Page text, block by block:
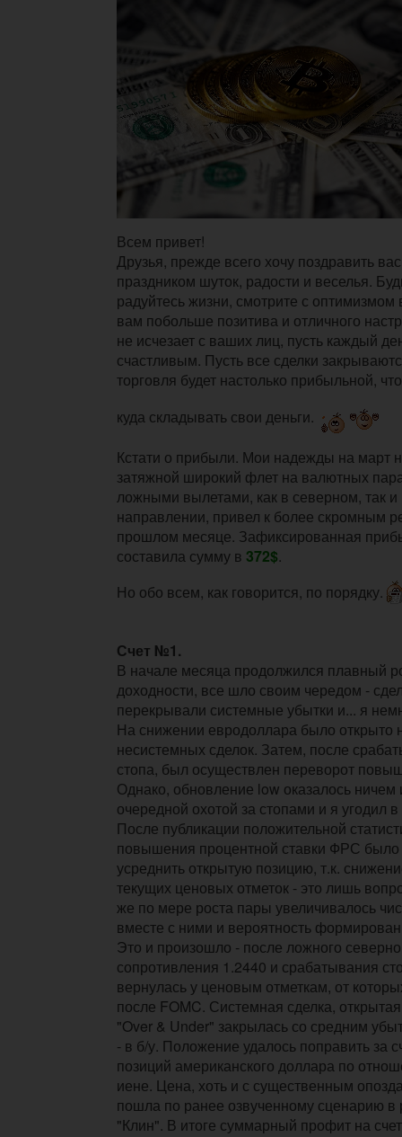
Всем привет!
Друзья, прежде всего хочу поздравить
праздником шуток, радости и веселья.
радуйтесь жизни, смотрите с
вам побольше позитива и отличного
не исчезает с ваших лиц, пусть каждый
счастливым. Пусть все сделки
торговля будет настолько прибыльной,
куда складывать свои деньги.
Кстати о прибыли. Мои надежды на март
затяжной широкий флет на валютных
ложными вылетами, как в северном, так
направлении, привел к более скромным
прошлом месяце. Зафиксированная
составила сумму в 372$.
Но обо всем, как говорится, по порядку.
Счет №1.
В начале месяца продолжился плавный
доходности, все шло своим чередом -
перекрывали системные убытки и... я
На снижении евродоллара было открыто
несистемных сделок. Затем, после
стопа, был осуществлен переворот
Однако, обновление low оказалось ничем
очередной охотой за стопами и я угодил
После публикации положительной
повышения процентной ставки ФРС
усреднить открытую позицию, т.к.
текущих ценовых отметок - это лишь
же по мере роста пары увеличивалось
вместе с ними и вероятность
Это и произошло - после ложного
сопротивления 1.2440 и срабатывания
вернулась у ценовым отметкам, от
после FOMC. Системная сделка,
"Over & Under" закрылась со средним
- в б/у. Положение удалось поправить за
позиций американского доллара по
иене. Цена, хоть и с существенным
пошла по ранее озвученному сценарию в
"Клин". В итоге суммарный профит на